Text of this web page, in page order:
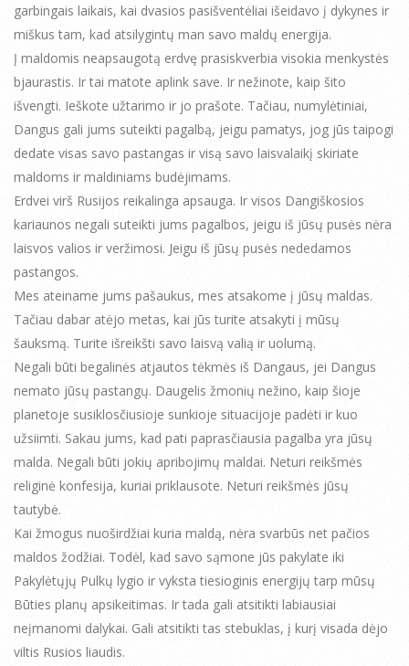
garbingais laikais, kai dvasios pasišventėliai išeidavo į dykynes ir
miškus tam, kad atsilygintų man savo maldų energija.
Į maldomis neapsaugotą erdvę prasiskverbia visokia menkystės
bjaurastis. Ir tai matote aplink save. Ir nežinote, kaip šito
išvengti. Ieškote užtarimo ir jo prašote. Tačiau, numylėtiniai,
Dangus gali jums suteikti pagalbą, jeigu pamatys, jog jūs taipogi
dedate visas savo pastangas ir visą savo laisvalaikį skiriate
maldoms ir maldiniams budėjimams.
Erdvei virš Rusijos reikalinga apsauga. Ir visos Dangiškosios
kariaunos negali suteikti jums pagalbos, jeigu iš jūsų pusės nėra
laisvos valios ir veržimosi. Jeigu iš jūsų pusės nededamos
pastangos.
Mes ateiname jums pašaukus, mes atsakome į jūsų maldas.
Tačiau dabar atėjo metas, kai jūs turite atsakyti į mūsų
šauksmą. Turite išreikšti savo laisvą valią ir uolumą.
Negali būti begalinės atjautos tėkmės iš Dangaus, jei Dangus
nemato jūsų pastangų. Daugelis žmonių nežino, kaip šioje
planetoje susiklosčiusioje sunkioje situacijoje padėti ir kuo
užsiimti. Sakau jums, kad pati paprasčiausia pagalba yra jūsų
malda. Negali būti jokių apribojimų maldai. Neturi reikšmės
religinė konfesija, kuriai priklausote. Neturi reikšmės jūsų
tautybė.
Kai žmogus nuoširdžiai kuria maldą, nėra svarbūs net pačios
maldos žodžiai. Todėl, kad savo sąmone jūs pakylate iki
Pakylėtųjų Pulkų lygio ir vyksta tiesioginis energijų tarp mūsų
Būties planų apsikeitimas. Ir tada gali atsitikti labiausiai
neįmanomi dalykai. Gali atsitikti tas stebuklas, į kurį visada dėjo
viltis Rusios liaudis.